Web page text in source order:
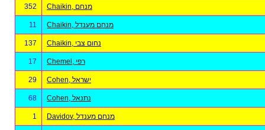
352 Chaikin, מנחם
11 Chaikin, מנחם מענדל
137 Chaikin, נחום צבי
17 Chemel, רפי
29 Cohen, ישראל
68 Cohen, נתנאל
1 Davidov, מנחם מענדל